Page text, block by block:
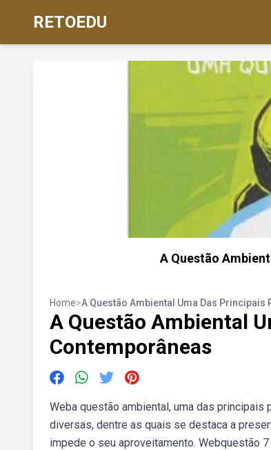
RETOEDU
A Questão
Home>A Questão Ambiental Uma Das Principais
A Questão Ambiental
Contemporâneas
Weba questão ambiental, uma das
diversas, dentre as quais se destaca a
impede o seu aproveitamento. Webquestão